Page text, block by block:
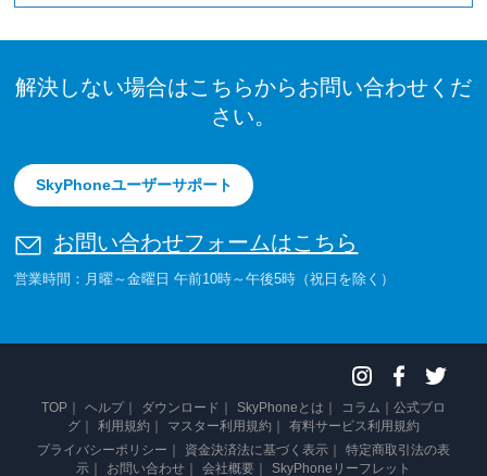
解決しない場合はこちらからお問い合わせくだ
さい。
SkyPhoneユーザーサポート
お問い合わせフォームはこちら
営業時間：月曜～金曜日 午前10時～午後5時（祝日を除く）
TOP ヘルプ ダウンロード SkyPhoneとは コラム
公式ブロ
グ
利用規約 マスター利用規約
有料サービス利用規約
プライバシーポリシー
資金決済法に基づく表示
特定商取引法の表
示
お問い合わせ 会社概要 SkyPhoneリーフレット